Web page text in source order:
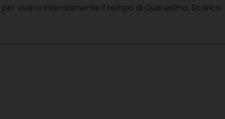
vivere intensamente il tempo di Quaresima. Scarica